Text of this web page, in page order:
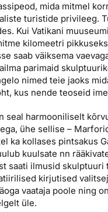
mida mitmel
turistide privileeg.
Kui Vatikani
kilomeetri
saab väiksema
parimaid
nimed teie jaoks
kus nende teoseid
seal harmooniliselt
ühe sellise –
ka kollases pintsakus
kuulsate nn
saati ilmusid skulptuuri
kirjutised
vaataja poole ning
üle.